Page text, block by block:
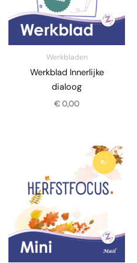
Werkbladen
Werkblad Innerlijke
dialoog
€0,00